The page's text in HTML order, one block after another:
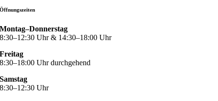
Öffnungszeiten
Montag–Donnerstag
8:30–12:30 Uhr & 14:30–18:00 Uhr
Freitag
8:30–18:00 Uhr durchgehend
Samstag
8:30–12:30 Uhr